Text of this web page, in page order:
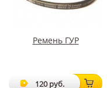
Ремень ГУР
120 руб.